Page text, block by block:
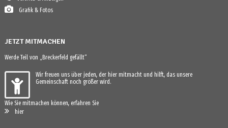
Grafik & Fotos
JETZT MITMACHEN
Werde Teil von „Breckerfeld gefällt“
Wir freuen uns über jeden, der hier mitmacht und hilft, das unsere
Gemeinschaft noch größer wird.
Wie Sie mitmachen können, erfahren Sie
hier